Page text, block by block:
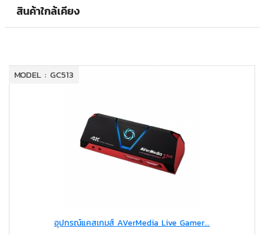
สินค้าใกล้เคียง
MODEL : GC513
อุปกรณ์แคสเกมส์ AVerMedia Live Gamer...